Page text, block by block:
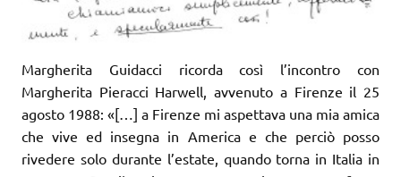
Margherita Guidacci ricorda così l’incontro con
Margherita Pieracci Harwell, avvenuto a Firenze il 25
agosto 1988: «[…] a Firenze mi aspettava una mia amica
che vive ed insegna in America e che perciò posso
rivedere solo durante l’estate, quando torna in Italia in